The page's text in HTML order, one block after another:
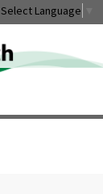
Select Language